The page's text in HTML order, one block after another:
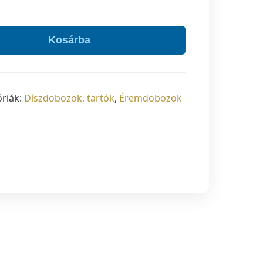
Kosárba
Díszdobozok, tartók, Éremdobozok